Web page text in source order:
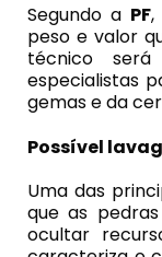
Segundo a PF,
peso e valor
técnico
especialistas
gemas e da
Possível
Uma das
que as
ocultar